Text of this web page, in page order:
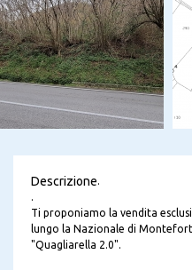
Descrizione.
.
Ti proponiamo la vendita
lungo la Nazionale di
"Quagliarella 2.0".